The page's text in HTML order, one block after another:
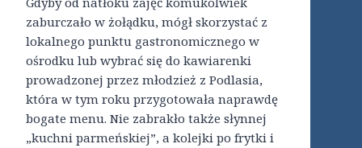
zaburczało w żołądku, mógł skorzystać z
lokalnego punktu gastronomicznego w
ośrodku lub wybrać się do kawiarenki
prowadzonej przez młodzież z Podlasia,
która w tym roku przygotowała naprawdę
bogate menu. Nie zabrakło także słynnej
„kuchni parmeńskiej”, a kolejki po frytki i